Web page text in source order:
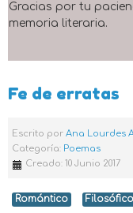
Gracias por tu
memoria literaria.
Fe de erratas
Escrito por Ana Lourdes
Categoría: Poemas
Creado: 10 Junio 2017
Romántico Filosófico